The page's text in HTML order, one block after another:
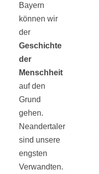
Bayern
können wir
der
Geschichte
der
Menschheit
auf den
Grund
gehen.
Neandertaler
sind unsere
engsten
Verwandten.